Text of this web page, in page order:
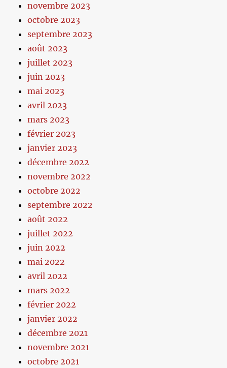
novembre 2023
octobre 2023
septembre 2023
août 2023
juillet 2023
juin 2023
mai 2023
avril 2023
mars 2023
février 2023
janvier 2023
décembre 2022
novembre 2022
octobre 2022
septembre 2022
août 2022
juillet 2022
juin 2022
mai 2022
avril 2022
mars 2022
février 2022
janvier 2022
décembre 2021
novembre 2021
octobre 2021